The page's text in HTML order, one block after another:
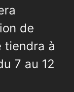
de
tiendra à
7 au 12